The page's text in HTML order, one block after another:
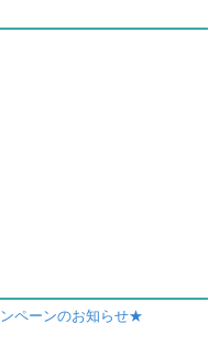
ペーンのお知らせ★